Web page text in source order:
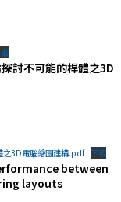
討不可能的桿體之3D
之3D電腦繪圖建構.pdf 下載
between
layouts